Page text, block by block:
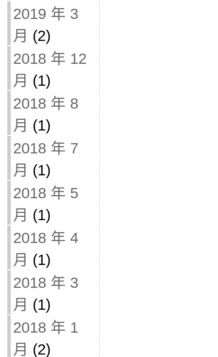
2019 年 3
月 (2)
2018 年 12
月 (1)
2018 年 8
月 (1)
2018 年 7
月 (1)
2018 年 5
月 (1)
2018 年 4
月 (1)
2018 年 3
月 (1)
2018 年 1
月 (2)